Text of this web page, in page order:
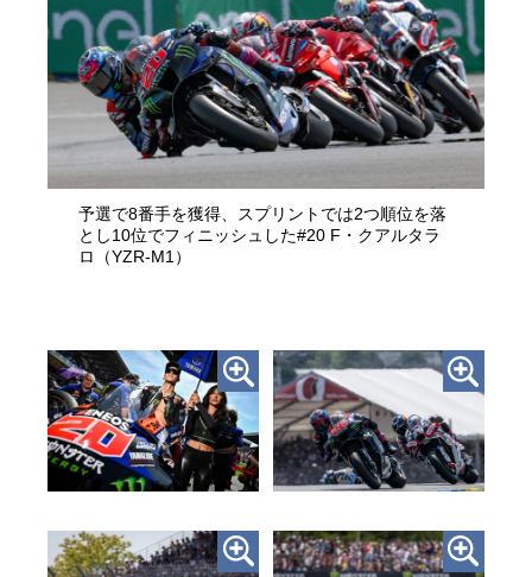
予選で8番手を獲得、スプリントでは2つ順位を落
とし10位でフィニッシュした#20 F・クアルタラ
ロ（YZR-M1）